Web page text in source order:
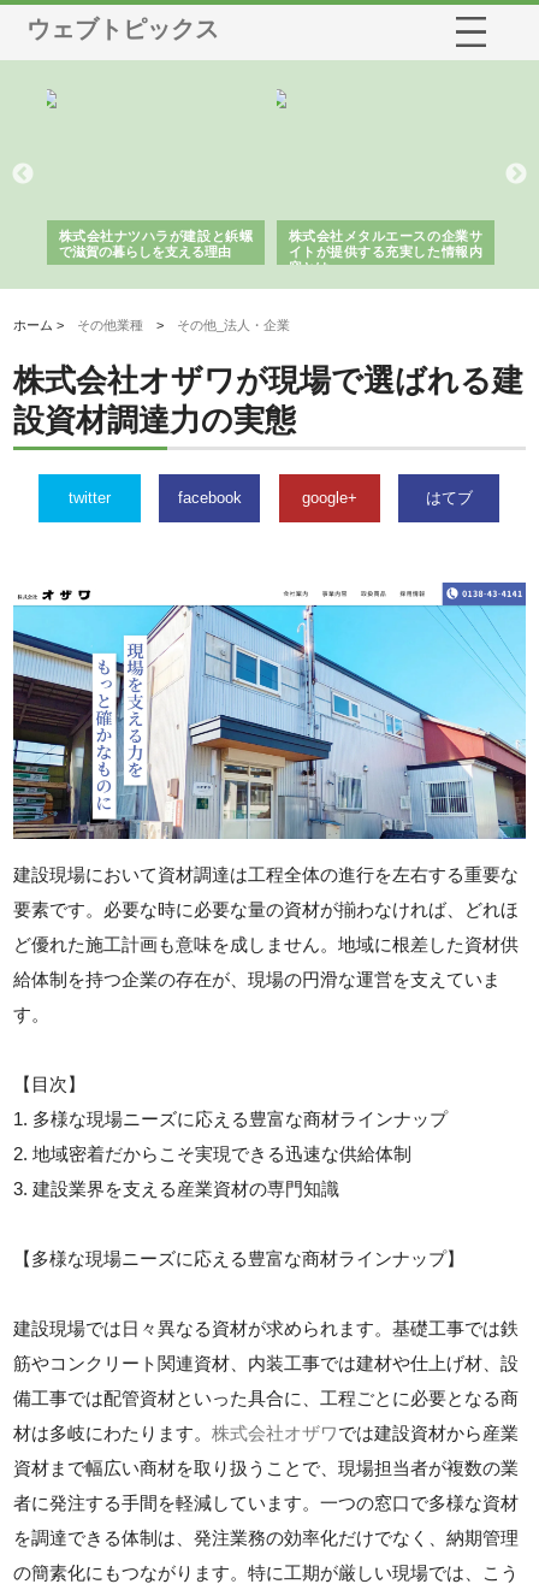
ウェブトピックス
株式会社ナツハラが建設と鋲螺
で滋賀の暮らしを支える理由
株式会社メタルエースの企業サ
イトが提供する充実した情報内
容とは
ホーム > その他業種 > その他_法人・企業
株式会社オザワが現場で選ばれる建
設資材調達力の実態
twitter facebook google+ はてブ
建設現場において資材調達は工程全体の進行を左右する重要な
要素です。必要な時に必要な量の資材が揃わなければ、どれほ
ど優れた施工計画も意味を成しません。地域に根差した資材供
給体制を持つ企業の存在が、現場の円滑な運営を支えていま
す。
【目次】
1. 多様な現場ニーズに応える豊富な商材ラインナップ
2. 地域密着だからこそ実現できる迅速な供給体制
3. 建設業界を支える産業資材の専門知識
【多様な現場ニーズに応える豊富な商材ラインナップ】
建設現場では日々異なる資材が求められます。基礎工事では鉄
筋やコンクリート関連資材、内装工事では建材や仕上げ材、設
備工事では配管資材といった具合に、工程ごとに必要となる商
材は多岐にわたります。株式会社オザワでは建設資材から産業
資材まで幅広い商材を取り扱うことで、現場担当者が複数の業
者に発注する手間を軽減しています。一つの窓口で多様な資材
を調達できる体制は、発注業務の効率化だけでなく、納期管理
の簡素化にもつながります。特に工期が厳しい現場では、こう